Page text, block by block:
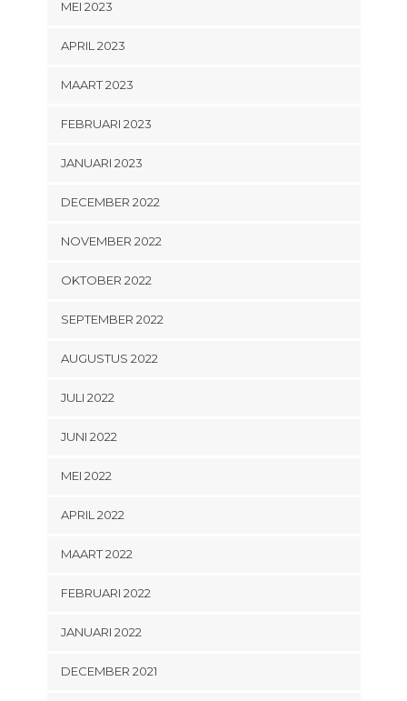
MEI 2023
APRIL 2023
MAART 2023
FEBRUARI 2023
JANUARI 2023
DECEMBER 2022
NOVEMBER 2022
OKTOBER 2022
SEPTEMBER 2022
AUGUSTUS 2022
JULI 2022
JUNI 2022
MEI 2022
APRIL 2022
MAART 2022
FEBRUARI 2022
JANUARI 2022
DECEMBER 2021